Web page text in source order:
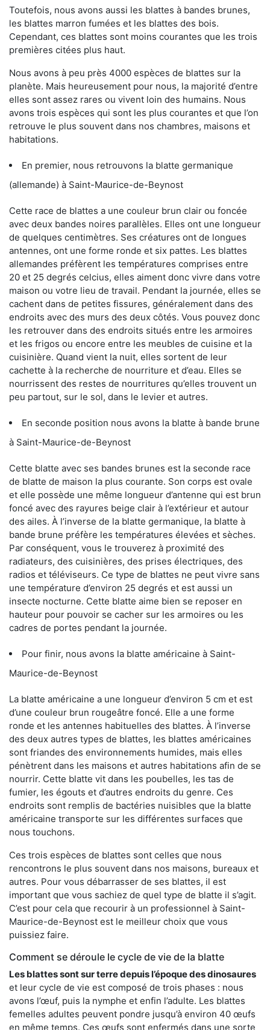
Toutefois, nous avons aussi les blattes à bandes brunes,
les blattes marron fumées et les blattes des bois.
Cependant, ces blattes sont moins courantes que les trois
premières citées plus haut.
Nous avons à peu près 4000 espèces de blattes sur la
planète. Mais heureusement pour nous, la majorité d’entre
elles sont assez rares ou vivent loin des humains. Nous
avons trois espèces qui sont les plus courantes et que l’on
retrouve le plus souvent dans nos chambres, maisons et
habitations.
En premier, nous retrouvons la blatte germanique
(allemande) à Saint-Maurice-de-Beynost
Cette race de blattes a une couleur brun clair ou foncée
avec deux bandes noires parallèles. Elles ont une longueur
de quelques centimètres. Ses créatures ont de longues
antennes, ont une forme ronde et six pattes. Les blattes
allemandes préfèrent les températures comprises entre
20 et 25 degrés celcius, elles aiment donc vivre dans votre
maison ou votre lieu de travail. Pendant la journée, elles se
cachent dans de petites fissures, généralement dans des
endroits avec des murs des deux côtés. Vous pouvez donc
les retrouver dans des endroits situés entre les armoires
et les frigos ou encore entre les meubles de cuisine et la
cuisinière. Quand vient la nuit, elles sortent de leur
cachette à la recherche de nourriture et d’eau. Elles se
nourrissent des restes de nourritures qu’elles trouvent un
peu partout, sur le sol, dans le levier et autres.
En seconde position nous avons la blatte à bande brune
à Saint-Maurice-de-Beynost
Cette blatte avec ses bandes brunes est la seconde race
de blatte de maison la plus courante. Son corps est ovale
et elle possède une même longueur d’antenne qui est brun
foncé avec des rayures beige clair à l’extérieur et autour
des ailes. À l’inverse de la blatte germanique, la blatte à
bande brune préfère les températures élevées et sèches.
Par conséquent, vous le trouverez à proximité des
radiateurs, des cuisinières, des prises électriques, des
radios et téléviseurs. Ce type de blattes ne peut vivre sans
une température d’environ 25 degrés et est aussi un
insecte nocturne. Cette blatte aime bien se reposer en
hauteur pour pouvoir se cacher sur les armoires ou les
cadres de portes pendant la journée.
Pour finir, nous avons la blatte américaine à Saint-
Maurice-de-Beynost
La blatte américaine a une longueur d’environ 5 cm et est
d’une couleur brun rougeâtre foncé. Elle a une forme
ronde et les antennes habituelles des blattes. À l’inverse
des deux autres types de blattes, les blattes américaines
sont friandes des environnements humides, mais elles
pénètrent dans les maisons et autres habitations afin de se
nourrir. Cette blatte vit dans les poubelles, les tas de
fumier, les égouts et d’autres endroits du genre. Ces
endroits sont remplis de bactéries nuisibles que la blatte
américaine transporte sur les différentes surfaces que
nous touchons.
Ces trois espèces de blattes sont celles que nous
rencontrons le plus souvent dans nos maisons, bureaux et
autres. Pour vous débarrasser de ses blattes, il est
important que vous sachiez de quel type de blatte il s’agit.
C’est pour cela que recourir à un professionnel à Saint-
Maurice-de-Beynost est le meilleur choix que vous
puissiez faire.
Comment se déroule le cycle de vie de la blatte
Les blattes sont sur terre depuis l’époque des dinosaures
et leur cycle de vie est composé de trois phases : nous
avons l’œuf, puis la nymphe et enfin l’adulte. Les blattes
femelles adultes peuvent pondre jusqu’à environ 40 œufs
en même temps. Ces œufs sont enfermés dans une sorte